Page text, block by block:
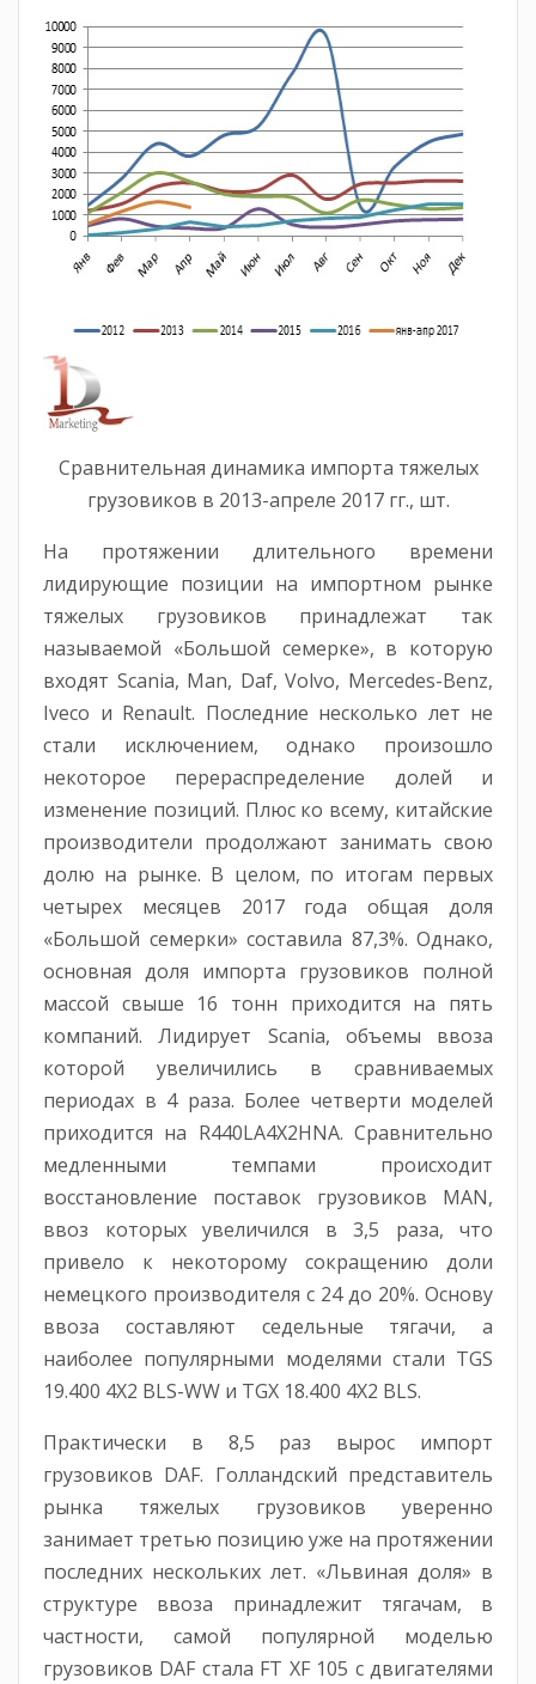
Сравнительная динамика импорта тяжелых
грузовиков в 2013-апреле 2017 гг., шт.
На протяжении длительного времени
лидирующие позиции на импортном рынке
тяжелых грузовиков принадлежат так
называемой «Большой семерке», в которую
входят Scania, Man, Daf, Volvo, Mercedes-Benz,
Iveco и Renault. Последние несколько лет не
стали исключением, однако произошло
некоторое перераспределение долей и
изменение позиций. Плюс ко всему, китайские
производители продолжают занимать свою
долю на рынке. В целом, по итогам первых
четырех месяцев 2017 года общая доля
«Большой семерки» составила 87,3%. Однако,
основная доля импорта грузовиков полной
массой свыше 16 тонн приходится на пять
компаний. Лидирует Scania, объемы ввоза
которой увеличились в сравниваемых
периодах в 4 раза. Более четверти моделей
приходится на R440LA4X2HNA. Сравнительно
медленными темпами происходит
восстановление поставок грузовиков MAN,
ввоз которых увеличился в 3,5 раза, что
привело к некоторому сокращению доли
немецкого производителя с 24 до 20%. Основу
ввоза составляют седельные тягачи, а
наиболее популярными моделями стали TGS
19.400 4X2 BLS-WW и TGX 18.400 4X2 BLS.
Практически в 8,5 раз вырос импорт
грузовиков DAF. Голландский представитель
рынка тяжелых грузовиков уверенно
занимает третью позицию уже на протяжении
последних нескольких лет. «Львиная доля» в
структуре ввоза принадлежит тягачам, в
частности, самой популярной моделью
грузовиков DAF стала FT XF 105 с двигателями